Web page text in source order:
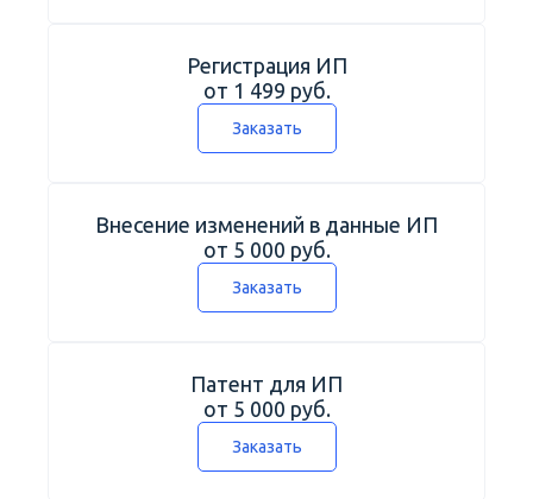
Регистрация ИП
от 1 499 руб.
Заказать
Внесение изменений в данные ИП
от 5 000 руб.
Заказать
Патент для ИП
от 5 000 руб.
Заказать